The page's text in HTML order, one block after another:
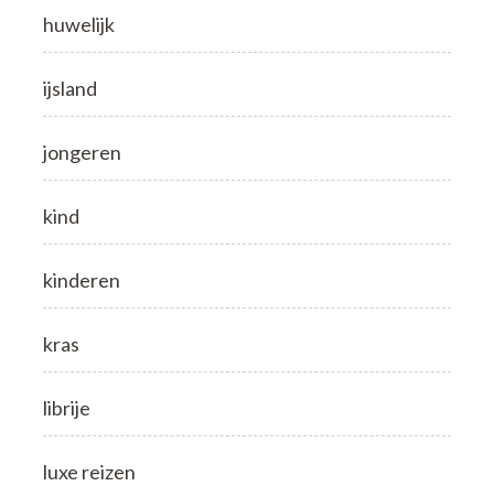
huwelijk
ijsland
jongeren
kind
kinderen
kras
librije
luxe reizen